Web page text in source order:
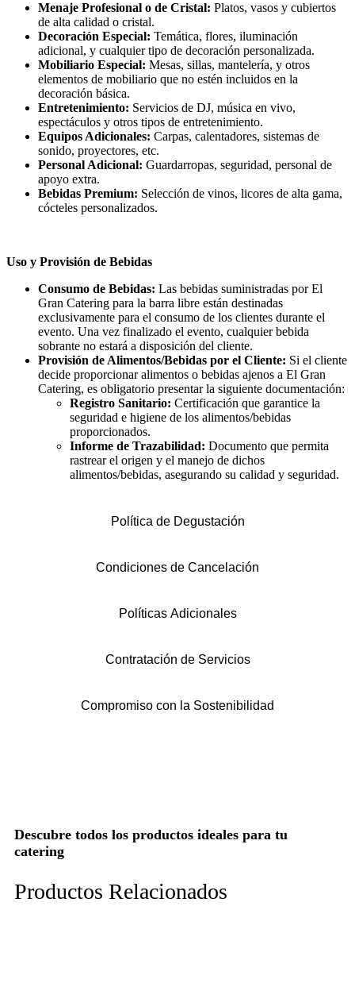
Política de Degustación
Condiciones de Cancelación
Políticas Adicionales
Contratación de Servicios
Compromiso con la Sostenibilidad
Menaje Profesional o de Cristal: Platos, vasos y cubiertos
de alta calidad o cristal.
Decoración Especial: Temática, flores, iluminación
adicional, y cualquier tipo de decoración personalizada.
Mobiliario Especial: Mesas, sillas, mantelería, y otros
elementos de mobiliario que no estén incluidos en la
decoración básica.
Entretenimiento: Servicios de DJ, música en vivo,
espectáculos y otros tipos de entretenimiento.
Equipos Adicionales: Carpas, calentadores, sistemas de
sonido, proyectores, etc.
Personal Adicional: Guardarropas, seguridad, personal de
apoyo extra.
Bebidas Premium: Selección de vinos, licores de alta gama,
cócteles personalizados.
Uso y Provisión de Bebidas
Consumo de Bebidas: Las bebidas suministradas por El
Gran Catering para la barra libre están destinadas
exclusivamente para el consumo de los clientes durante el
evento. Una vez finalizado el evento, cualquier bebida
sobrante no estará a disposición del cliente.
Provisión de Alimentos/Bebidas por el Cliente: Si el cliente
decide proporcionar alimentos o bebidas ajenos a El Gran
Catering, es obligatorio presentar la siguiente documentación:
Registro Sanitario: Certificación que garantice la
seguridad e higiene de los alimentos/bebidas
proporcionados.
Informe de Trazabilidad: Documento que permita
rastrear el origen y el manejo de dichos
alimentos/bebidas, asegurando su calidad y seguridad.
Descubre todos los productos ideales para tu
catering
Productos Relacionados